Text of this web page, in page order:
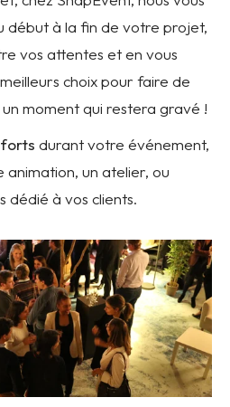
début à la fin de votre projet,
vos attentes et en vous
choix pour faire de
moment qui restera gravé !
durant votre événement,
animation, un atelier, ou
dédié à vos clients.